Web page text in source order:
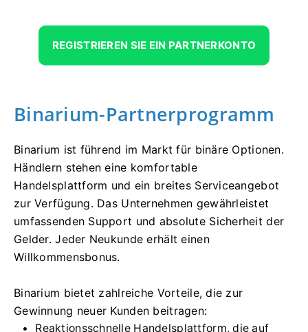
REGISTRIEREN SIE EIN PARTNERKONTO
Binarium-Partnerprogramm
Binarium ist führend im Markt für binäre Optionen.
Händlern stehen eine komfortable
Handelsplattform und ein breites Serviceangebot
zur Verfügung. Das Unternehmen gewährleistet
umfassenden Support und absolute Sicherheit der
Gelder. Jeder Neukunde erhält einen
Willkommensbonus.
Binarium bietet zahlreiche Vorteile, die zur
Gewinnung neuer Kunden beitragen:
Reaktionsschnelle Handelsplattform, die auf